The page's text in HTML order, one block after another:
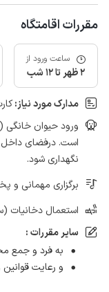
مقررات اقامتگاه
ساعت ورود از
2 ظهر تا 12 شب
مدارک مورد نیاز:
ورود حیوان
است. درفضای
نگهداری شود.
برگزاری مهمانی
استعمال دخانیات
سایر مقررات :
به فرد و جمع
و رعایت قوانین